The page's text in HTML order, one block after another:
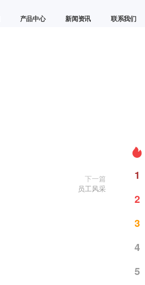
产品中心 新闻资讯 联系我们
下一篇
员工风采
1
2
3
4
5